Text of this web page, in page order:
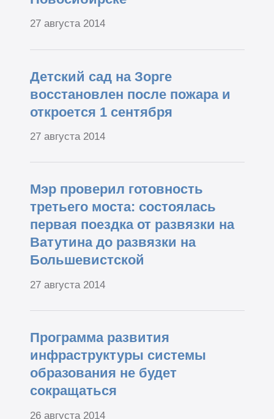
27 августа 2014
Детский сад на Зорге
восстановлен после пожара и
откроется 1 сентября
27 августа 2014
Мэр проверил готовность
третьего моста: состоялась
первая поездка от развязки на
Ватутина до развязки на
Большевистской
27 августа 2014
Программа развития
инфраструктуры системы
образования не будет
сокращаться
26 августа 2014